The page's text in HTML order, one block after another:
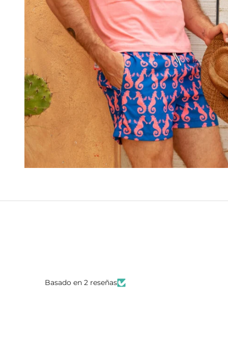
Basado en 2 reseñas